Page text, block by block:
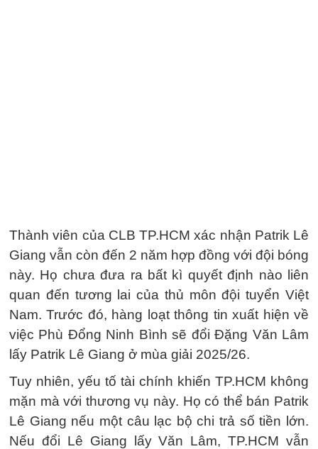
Thành viên của CLB TP.HCM xác nhận Patrik Lê
Giang vẫn còn đến 2 năm hợp đồng với đội bóng
này. Họ chưa đưa ra bất kì quyết định nào liên
quan đến tương lai của thủ môn đội tuyển Việt
Nam. Trước đó, hàng loạt thông tin xuất hiện về
việc Phù Đổng Ninh Bình sẽ đổi Đặng Văn Lâm
lấy Patrik Lê Giang ở mùa giải 2025/26.
Tuy nhiên, yếu tố tài chính khiến TP.HCM không
mặn mà với thương vụ này. Họ có thể bán Patrik
Lê Giang nếu một câu lạc bộ chi trả số tiền lớn.
Nếu đổi Lê Giang lấy Văn Lâm, TP.HCM vẫn